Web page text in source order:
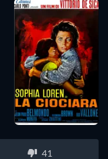
41